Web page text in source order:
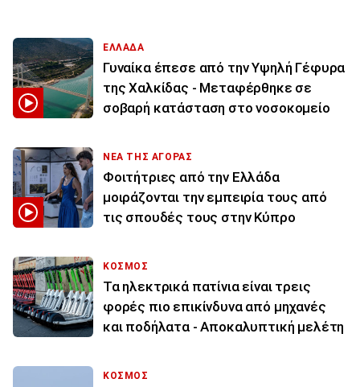
ΕΛΛΑΔΑ
Γυναίκα έπεσε από την Υψηλή Γέφυρα
της Χαλκίδας - Μεταφέρθηκε σε
σοβαρή κατάσταση στο νοσοκομείο
ΝΕΑ ΤΗΣ ΑΓΟΡΑΣ
Φοιτήτριες από την Ελλάδα
μοιράζονται την εμπειρία τους από
τις σπουδές τους στην Κύπρο
ΚΟΣΜΟΣ
Τα ηλεκτρικά πατίνια είναι τρεις
φορές πιο επικίνδυνα από μηχανές
και ποδήλατα - Αποκαλυπτική μελέτη
ΚΟΣΜΟΣ